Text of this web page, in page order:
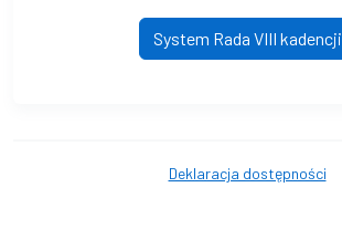
System Rada VIII kadencji
Deklaracja dostępności